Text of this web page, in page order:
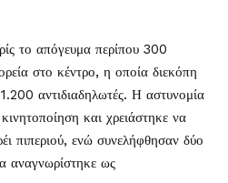
το απόγευμα περίπου 300
στο κέντρο, η οποία διεκόπη
αντιδιαδηλωτές. Η αστυνομία
και χρειάστηκε να
πιπεριού, ενώ συνελήφθησαν δύο
αναγνωρίστηκε ως